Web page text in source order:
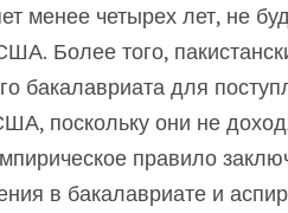
менее четырех лет, не
Более того,
бакалавриата для
поскольку они не
правило
в бакалавриате и